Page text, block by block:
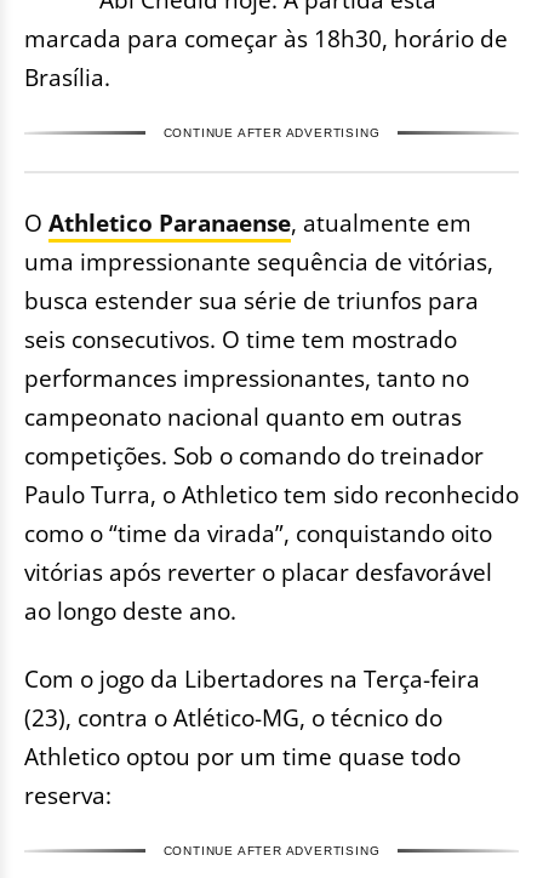
marcada para começar às 18h30, horário de
Brasília.
CONTINUE AFTER ADVERTISING
O Athletico Paranaense, atualmente em
uma impressionante sequência de vitórias,
busca estender sua série de triunfos para
seis consecutivos. O time tem mostrado
performances impressionantes, tanto no
campeonato nacional quanto em outras
competições. Sob o comando do treinador
Paulo Turra, o Athletico tem sido reconhecido
como o “time da virada”, conquistando oito
vitórias após reverter o placar desfavorável
ao longo deste ano.
Com o jogo da Libertadores na Terça-feira
(23), contra o Atlético-MG, o técnico do
Athletico optou por um time quase todo
reserva:
CONTINUE AFTER ADVERTISING